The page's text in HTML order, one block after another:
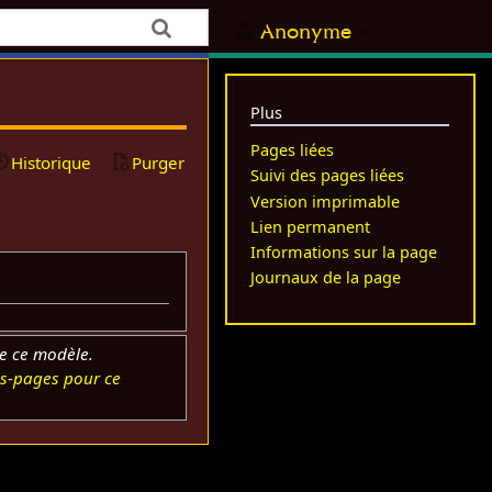
Anonyme
Historique Purger
ce modèle.
pages pour ce
Plus
Pages liées
Suivi des pages liées
Version imprimable
Lien permanent
Informations sur la page
Journaux de la page